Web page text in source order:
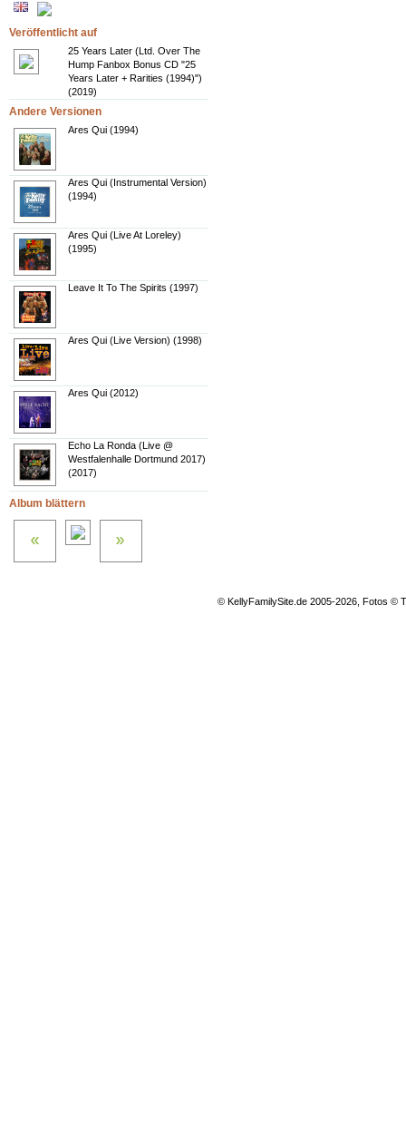
Veröffentlicht auf
25 Years Later (Ltd. Over The
Hump Fanbox Bonus CD "25
Years Later + Rarities (1994)")
(2019)
Andere Versionen
Ares Qui (1994)
Ares Qui (Instrumental Version)
(1994)
Ares Qui (Live At Loreley)
(1995)
Leave It To The Spirits (1997)
Ares Qui (Live Version) (1998)
Ares Qui (2012)
Echo La Ronda (Live @
Westfalenhalle Dortmund 2017)
(2017)
Album blättern
© KellyFamilySite.de 2005-2026, Fotos ©